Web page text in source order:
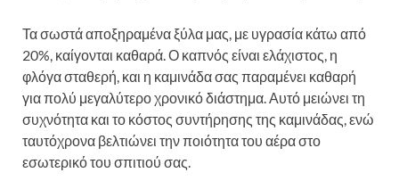
Τα σωστά αποξηραμένα ξύλα μας, με υγρασία κάτω από
20%, καίγονται καθαρά. Ο καπνός είναι ελάχιστος, η
φλόγα σταθερή, και η καμινάδα σας παραμένει καθαρή
για πολύ μεγαλύτερο χρονικό διάστημα. Αυτό μειώνει τη
συχνότητα και το κόστος συντήρησης της καμινάδας, ενώ
ταυτόχρονα βελτιώνει την ποιότητα του αέρα στο
εσωτερικό του σπιτιού σας.